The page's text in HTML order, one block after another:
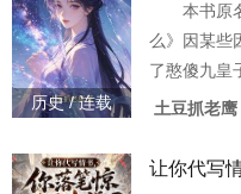
我带着召
领千喵万狗
给我五
历史 / 连载
本书原
么》因某些
了憨傻九皇
可开局就
我就强奸给
土豆抓老鹰
让你代写